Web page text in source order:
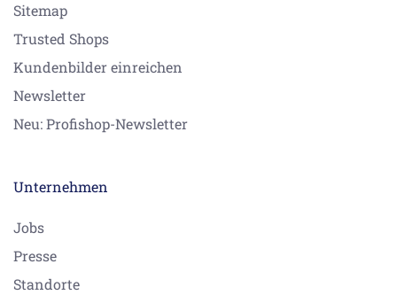
Sitemap
Trusted Shops
Kundenbilder einreichen
Newsletter
Neu: Profishop-Newsletter
Unternehmen
Jobs
Presse
Standorte